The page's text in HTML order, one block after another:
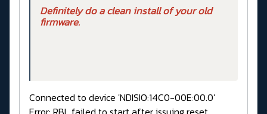
Definitely do a clean install of your old
firmware.
Connected to device 'NDISIO:14C0-00E:00.0'